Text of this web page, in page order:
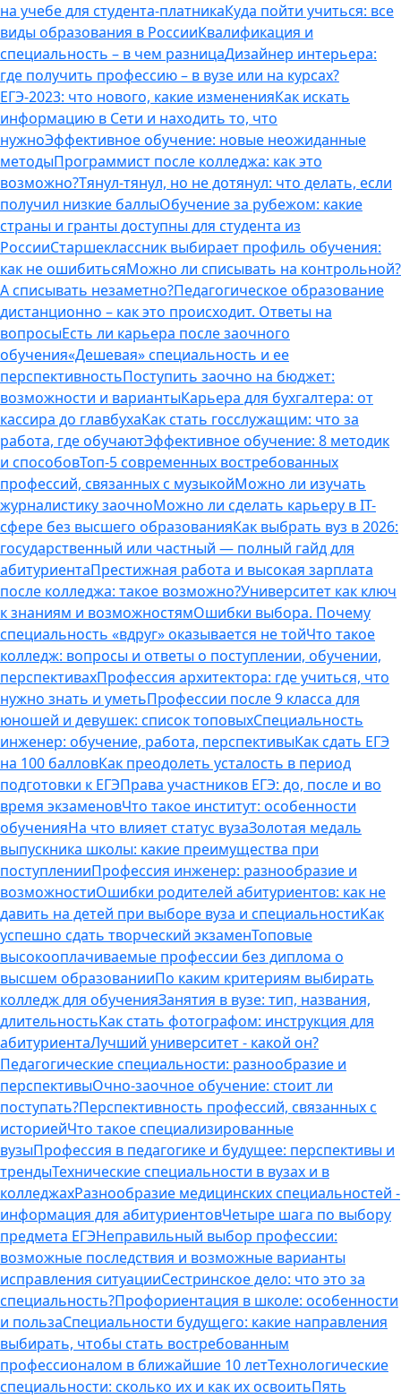
на учебе для студента-платникаКуда пойти учиться: все
виды образования в РоссииКвалификация и
специальность – в чем разницаДизайнер интерьера:
где получить профессию – в вузе или на курсах?
ЕГЭ-2023: что нового, какие измененияКак искать
информацию в Сети и находить то, что
нужноЭффективное обучение: новые неожиданные
методыПрограммист после колледжа: как это
возможно?Тянул-тянул, но не дотянул: что делать, если
получил низкие баллыОбучение за рубежом: какие
страны и гранты доступны для студента из
РоссииСтаршеклассник выбирает профиль обучения:
как не ошибитьсяМожно ли списывать на контрольной?
А списывать незаметно?Педагогическое образование
дистанционно – как это происходит. Ответы на
вопросыЕсть ли карьера после заочного
обучения«Дешевая» специальность и ее
перспективностьПоступить заочно на бюджет:
возможности и вариантыКарьера для бухгалтера: от
кассира до главбухаКак стать госслужащим: что за
работа, где обучаютЭффективное обучение: 8 методик
и способовТоп-5 современных востребованных
профессий, связанных с музыкойМожно ли изучать
журналистику заочноМожно ли сделать карьеру в IT-
сфере без высшего образованияКак выбрать вуз в 2026:
государственный или частный — полный гайд для
абитуриентаПрестижная работа и высокая зарплата
после колледжа: такое возможно?Университет как ключ
к знаниям и возможностямОшибки выбора. Почему
специальность «вдруг» оказывается не тойЧто такое
колледж: вопросы и ответы о поступлении, обучении,
перспективахПрофессия архитектора: где учиться, что
нужно знать и уметьПрофессии после 9 класса для
юношей и девушек: список топовыхСпециальность
инженер: обучение, работа, перспективыКак сдать ЕГЭ
на 100 балловКак преодолеть усталость в период
подготовки к ЕГЭПрава участников ЕГЭ: до, после и во
время экзаменовЧто такое институт: особенности
обученияНа что влияет статус вузаЗолотая медаль
выпускника школы: какие преимущества при
поступленииПрофессия инженер: разнообразие и
возможностиОшибки родителей абитуриентов: как не
давить на детей при выборе вуза и специальностиКак
успешно сдать творческий экзаменТоповые
высокооплачиваемые профессии без диплома о
высшем образованииПо каким критериям выбирать
колледж для обученияЗанятия в вузе: тип, названия,
длительностьКак стать фотографом: инструкция для
абитуриентаЛучший университет - какой он?
Педагогические специальности: разнообразие и
перспективыОчно-заочное обучение: стоит ли
поступать?Перспективность профессий, связанных с
историейЧто такое специализированные
вузыПрофессия в педагогике и будущее: перспективы и
трендыТехнические специальности в вузах и в
колледжахРазнообразие медицинских специальностей -
информация для абитуриентовЧетыре шага по выбору
предмета ЕГЭНеправильный выбор профессии:
возможные последствия и возможные варианты
исправления ситуацииСестринское дело: что это за
специальность?Профориентация в школе: особенности
и пользаСпециальности будущего: какие направления
выбирать, чтобы стать востребованным
профессионалом в ближайшие 10 летТехнологические
специальности: сколько их и как их освоитьПять